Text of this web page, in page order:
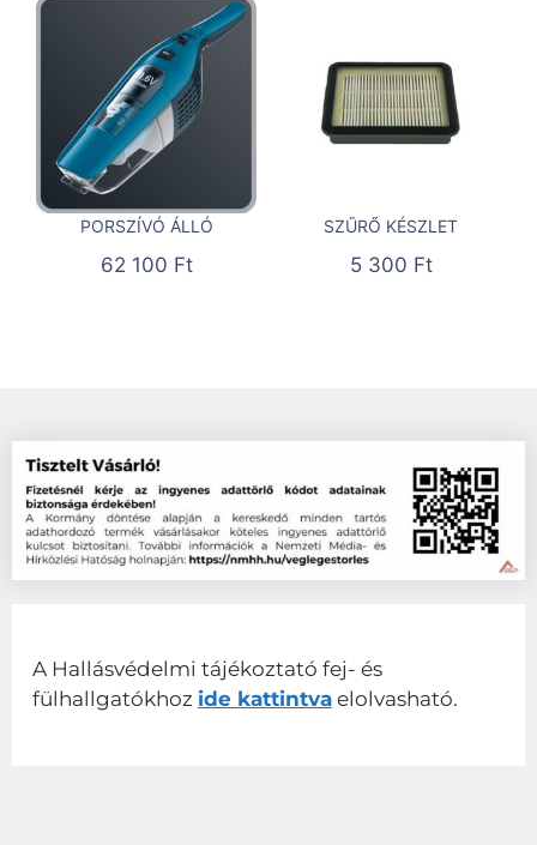
PORSZÍVÓ ÁLLÓ
62 100 Ft
SZŰRŐ KÉSZLET
5 300 Ft
A Hallásvédelmi tájékoztató fej- és
fülhallgatókhoz ide kattintva elolvasható.